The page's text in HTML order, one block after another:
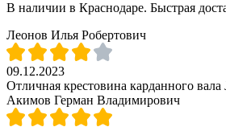
В наличии в Краснодаре. Быстрая
Леонов Илья Робертович
09.12.2023
Отличная крестовина карданного
Акимов Герман Владимирович